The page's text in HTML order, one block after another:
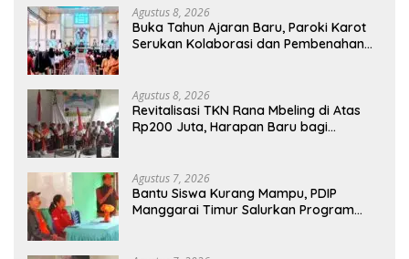
Agustus 8, 2026
Buka Tahun Ajaran Baru, Paroki Karot
Serukan Kolaborasi dan Pembenahan
Agustus 8, 2026
Revitalisasi TKN Rana Mbeling di Atas
Rp200 Juta, Harapan Baru bagi
Agustus 7, 2026
Bantu Siswa Kurang Mampu, PDIP
Manggarai Timur Salurkan Program